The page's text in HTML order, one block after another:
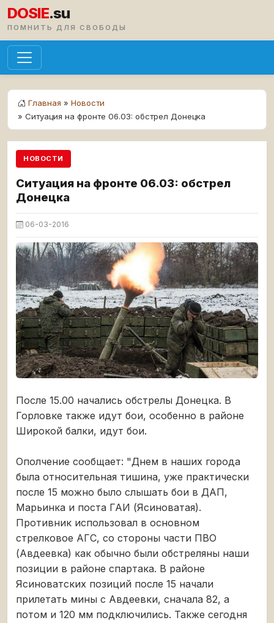
DOSIE.su
ПОМНИТЬ ДЛЯ СВОБОДЫ
Главная » Новости
» Ситуация на фронте 06.03: обстрел Донецка
НОВОСТИ
Ситуация на фронте 06.03: обстрел
Донецка
06-03-2016
После 15.00 начались обстрелы Донецка. В
Горловке также идут бои, особенно в районе
Широкой балки, идут бои.
Ополчение сообщает: "Днем в наших города
была относительная тишина, уже практически
после 15 можно было слышать бои в ДАП,
Марьинка и поста ГАИ (Ясиноватая).
Противник использовал в основном
стрелковое АГС, со стороны части ПВО
(Авдеевка) как обычно были обстреляны наши
позиции в районе спартака. В районе
Ясиноватских позиций после 15 начали
прилетать мины с Авдеевки, сначала 82, а
потом и 120 мм подключились. Также сегодня